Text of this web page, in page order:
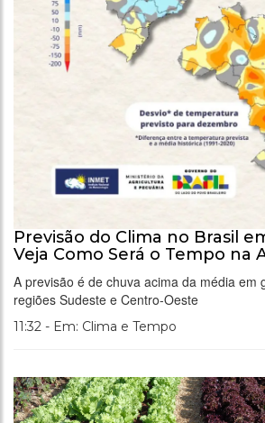
Previsão do Clima no Brasil
Veja Como Será o Tempo na
A previsão é de chuva acima da média em
regiões Sudeste e Centro-Oeste
11:32 - Em: Clima e Tempo